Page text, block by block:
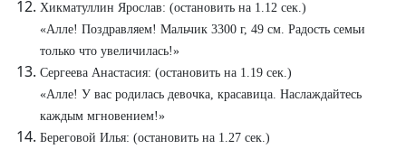
Хикматуллин Ярослав: (остановить на 1.12 сек.)
«Алле! Поздравляем! Мальчик 3300 г, 49 см. Радость семьи
только что увеличилась!»
Сергеева Анастасия: (остановить на 1.19 сек.)
«Алле! У вас родилась девочка, красавица. Наслаждайтесь
каждым мгновением!»
Береговой Илья: (остановить на 1.27 сек.)